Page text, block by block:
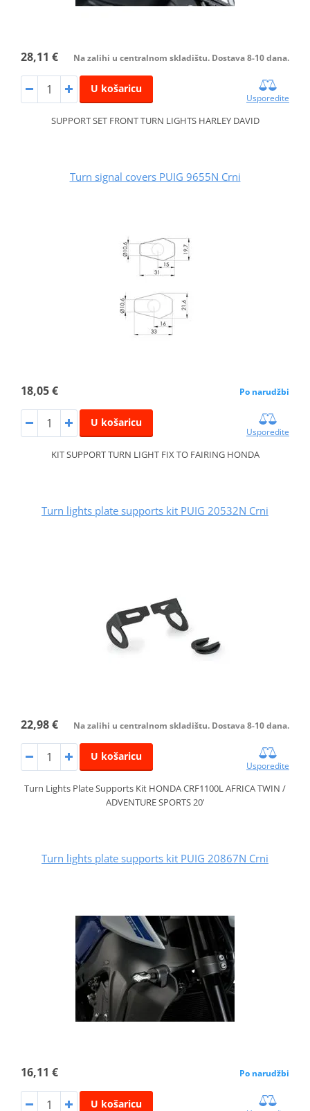
28,11 € Na zalihi u centralnom skladištu. Dostava 8-10 dana.
U košaricu
Usporedite
SUPPORT SET FRONT TURN LIGHTS HARLEY DAVID
Turn signal covers PUIG 9655N Crni
18,05 € Po narudžbi
U košaricu
Usporedite
KIT SUPPORT TURN LIGHT FIX TO FAIRING HONDA
Turn lights plate supports kit PUIG 20532N Crni
22,98 € Na zalihi u centralnom skladištu. Dostava 8-10 dana.
U košaricu
Usporedite
Turn Lights Plate Supports Kit HONDA CRF1100L AFRICA TWIN /
ADVENTURE SPORTS 20'
Turn lights plate supports kit PUIG 20867N Crni
16,11 € Po narudžbi
U košaricu